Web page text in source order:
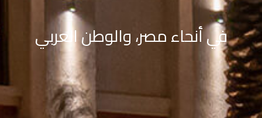
في أنحاء مصر، والوطن العربي